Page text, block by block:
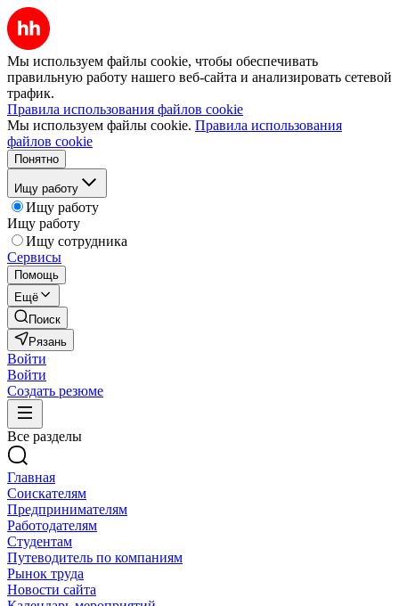
Мы используем файлы cookie, чтобы обеспечивать
правильную работу нашего веб-сайта и анализировать сетевой
трафик.
Правила использования файлов cookie
Мы используем файлы cookie. Правила использования
файлов cookie
Понятно
Ищу работу
Ищу работу
Ищу работу
Ищу сотрудника
Сервисы
Помощь
Ещё
Поиск
Рязань
Войти
Войти
Создать резюме
Все разделы
Главная
Соискателям
Предпринимателям
Работодателям
Студентам
Путеводитель по компаниям
Рынок труда
Новости сайта